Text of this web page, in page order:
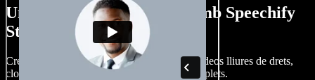
Un tastet del que pots fer amb Speechify
Studio.
Crea dobl. de veu, afegeix imatges, àudio, vídeos lliures de drets,
clona veus i munta projectes multimèdia complets.